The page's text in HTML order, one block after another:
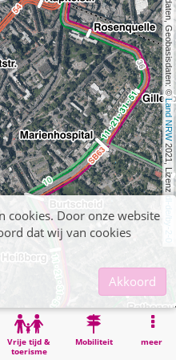
, Kartendaten, Geobasisdaten: ©
Land NRW
2021, Lizenz
dl-de/by-2-0
Vrije tijd &
toerisme
Mobiliteit meer
cookies. Door onze website
dat wij van cookies
Akkoord